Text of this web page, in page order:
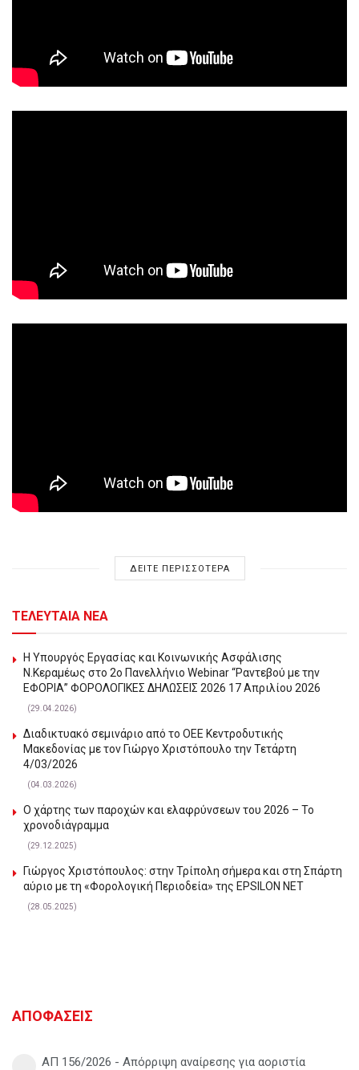
ΔΕΙΤΕ ΠΕΡΙΣΣΟΤΕΡΑ
ΤΕΛΕΥΤΑΙΑ ΝΕΑ
Η Υπουργός Εργασίας και Κοινωνικής Ασφάλισης
Ν.Κεραμέως στο 2o Πανελλήνιο Webinar “Ραντεβού με την
ΕΦΟΡΙΑ” ΦΟΡΟΛΟΓΙΚΕΣ ΔΗΛΩΣΕΙΣ 2026 17 Απριλίου 2026
(29.04.2026)
Διαδικτυακό σεμινάριο από το ΟΕΕ Κεντροδυτικής
Μακεδονίας με τον Γιώργο Χριστόπουλο την Τετάρτη
4/03/2026
(04.03.2026)
Ο χάρτης των παροχών και ελαφρύνσεων του 2026 – Το
χρονοδιάγραμμα
(29.12.2025)
Γιώργος Χριστόπουλος: στην Τρίπολη σήμερα και στη Σπάρτη
αύριο με τη «Φορολογική Περιοδεία» της EPSILON NET
(28.05.2025)
ΑΠΟΦΑΣΕΙΣ
ΑΠ 156/2026 - Απόρριψη αναίρεσης για αοριστία